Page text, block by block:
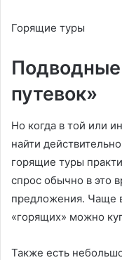
Горящие туры
путевок»
Но когда в той или
найти
горящие туры
спрос обычно в это
предложения. Чаще
«горящих» можно
Также есть